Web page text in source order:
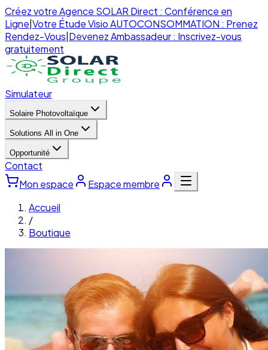
Créez votre Agence SOLAR Direct : Conférence en
Ligne Votre Étude Visio AUTOCONSOMMATION : Prenez
Rendez-Vous Devenez Ambassadeur : Inscrivez-vous
gratuitement
Simulateur
Solaire Photovoltaïque
Solutions All in One
Opportunité
Contact
Mon espace
Espace membre
Accueil
/
Boutique